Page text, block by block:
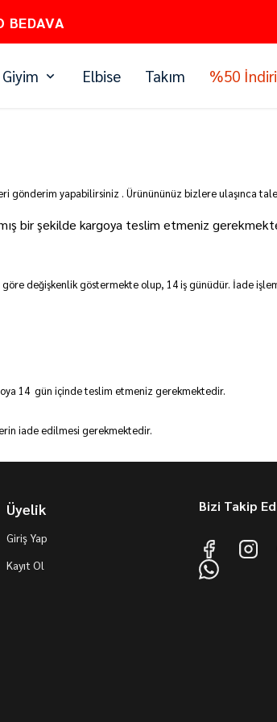
BEDAVA
Elbise Takım %50
yapabilirsiniz . Ürünününüz bizlere ulaşınca
bir şekilde kargoya teslim etmeniz
göre değişkenlik göstermekte olup, 14iş günüdür. İade
14 gün içinde teslim etmeniz gerekmektedir.
iade edilmesi gerekmektedir.
Üyelik
Giriş Yap
Kayıt Ol
Bizi Takip